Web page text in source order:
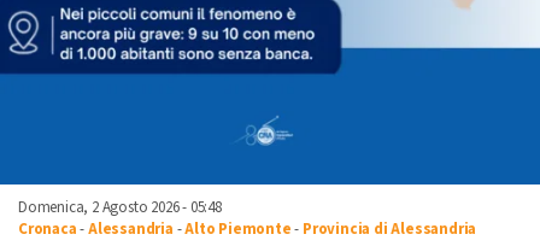
Domenica, 2 Agosto 2026 - 05:48
Cronaca-Alessandria -Alto Piemonte- Provincia di Alessandria